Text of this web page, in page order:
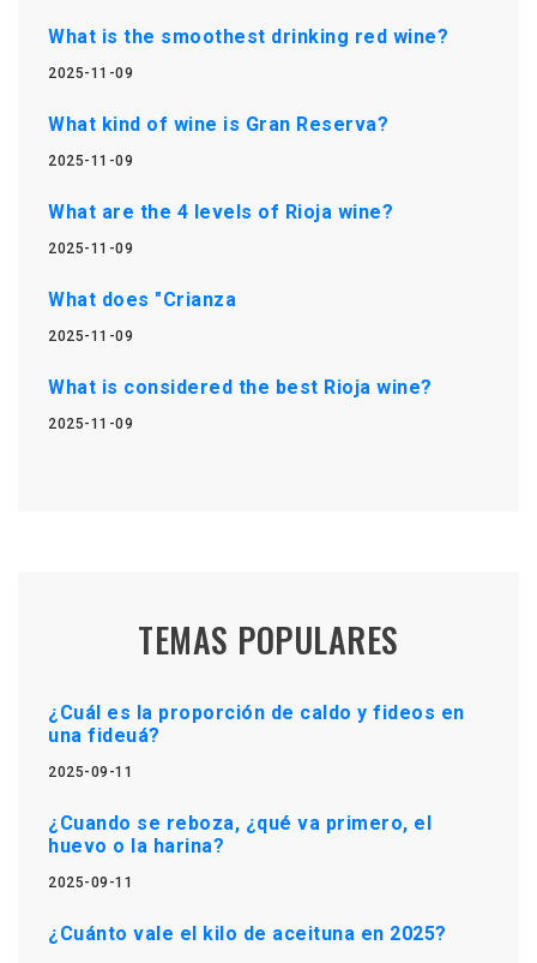
What is the smoothest drinking red wine?
2025-11-09
What kind of wine is Gran Reserva?
2025-11-09
What are the 4 levels of Rioja wine?
2025-11-09
What does "Crianza
2025-11-09
What is considered the best Rioja wine?
2025-11-09
TEMAS POPULARES
¿Cuál es la proporción de caldo y fideos en
una fideuá?
2025-09-11
¿Cuando se reboza, ¿qué va primero, el
huevo o la harina?
2025-09-11
¿Cuánto vale el kilo de aceituna en 2025?